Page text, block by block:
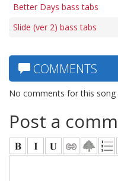
Better Days bass tabs
Slide (ver 2) bass tabs
COMMENTS
No comments for this song
Post a